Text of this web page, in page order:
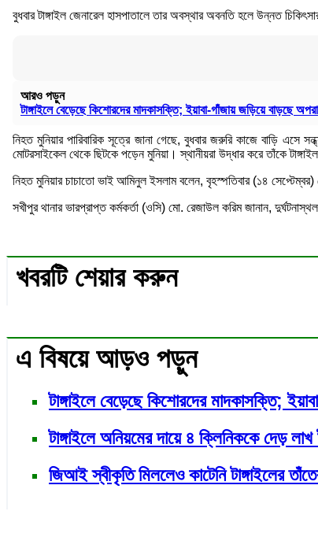
বুধবার টাঙ্গাইল জেনারেল হাসপাতালে তার অবস্থার অবনতি হলে উন্নত
আরও পড়ুন
টাঙ্গাইলে বেড়েছে কিশোরদের মাদকাসক্তি; ইয়াবা-গাঁজায় জড়িয়ে বাড়ছে
নিহত মুনিয়ার পারিবারিক সূত্রে জানা গেছে, বুধবার জরুরি কাজে বাড়ি
মোটরসাইকেল থেকে ছিটকে পড়েন মুনিয়া। স্থানীয়রা উদ্ধার করে তাঁকে
নিহত মুনিয়ার চাচাতো ভাই আমিনুল ইসলাম বলেন, বৃহস্পতিবার (১৪ সেপ্টেম্বর)
সখীপুর থানার ভারপ্রাপ্ত কর্মকর্তা (ওসি) মো. রেজাউল করিম জানান,
খবরটি শেয়ার করুন
এ বিষয়ে আড়ও পড়ুন
টাঙ্গাইলে বেড়েছে কিশোরদের মাদকাসক্তি;
টাঙ্গাইলে অনিয়মের দায়ে ৪ ক্লিনিককে দেড় লাখ
জিআই স্বীকৃতি মিললেও কাটেনি টাঙ্গাইলের